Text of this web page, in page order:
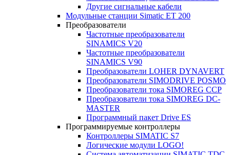
Другие сигнальные кабели
Модульные станции Simatic ET 200
Преобразователи
Частотные преобразователи
SINAMICS V20
Частотные преобразователи
SINAMICS V90
Преобразователи LOHER DYNAVERT
Преобразователи SIMODRIVE POSMO
Преобразователи тока SIMOREG CCP
Преобразователи тока SIMOREG DC-
MASTER
Программный пакет Drive ES
Программируемые контроллеры
Контроллеры SIMATIC S7
Логические модули LOGO!